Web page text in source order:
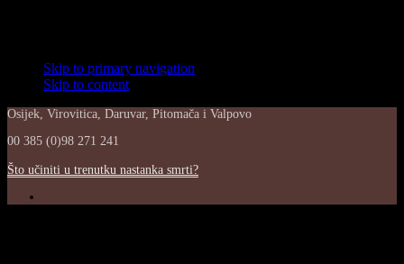
Skip to primary navigation
Skip to content
Osijek, Virovitica, Daruvar, Pitomača i Valpovo
00 385 (0)98 271 241
Što učiniti u trenutku nastanka smrti?